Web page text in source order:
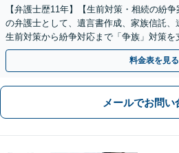
【弁護士歴11年】【生前対策・相続の紛
の弁護士として、遺言書作成、家族信託、
生前対策から紛争対応まで「争族」対策
分】【初回面談無料】
料金表を見る
メールでお問い